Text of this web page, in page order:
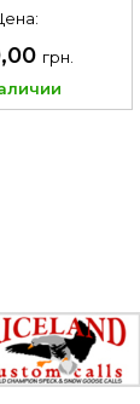
ABS
грн.